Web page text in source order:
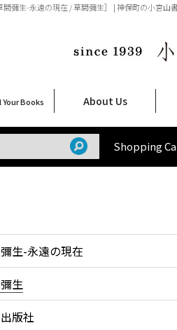
間彌生-永遠の現在 / 草間彌生］ | 神保町の小宮山
Your Books
ォーム
の買取
取
ついて
ついて
ついて
問
About Us
店舗案内
Shop Infomation
ご注文について
How to Order
特定商取引法に関する表示
プライバシーポリシー
Shopping
生-永遠の現在
生
版社